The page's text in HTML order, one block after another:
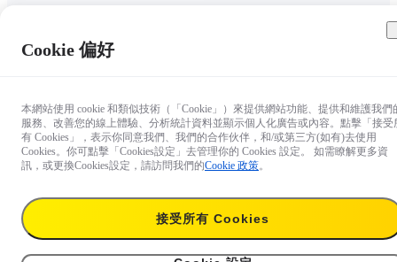
Cookie 偏好
本網站使用 cookie 和類似技術（「Cookie」）來提供網站功能、提供和維護我們
服務、改善您的線上體驗、分析統計資料並顯示個人化廣告或內容。點擊「接受
有 Cookies」，表示你同意我們、我們的合作伙伴，和/或第三方(如有)去使用
Cookies。你可點擊「Cookies設定」去管理你的 Cookies 設定。 如需瞭解更多資
訊，或更換Cookies設定，請訪問我們的Cookie 政策。
接受所有 Cookies